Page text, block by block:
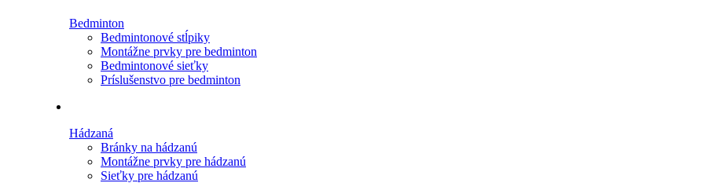
Bedminton
Bedmintonové stĺpiky
Montážne prvky pre bedminton
Bedmintonové sieťky
Príslušenstvo pre bedminton
Hádzaná
Bránky na hádzanú
Montážne prvky pre hádzanú
Sieťky pre hádzanú